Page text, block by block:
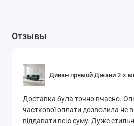
Отзывы
Диван прямой Джани 2-х
Доставка була точно вчасно.
часткової оплати дозволила не
віддавати всю суму. Дуже